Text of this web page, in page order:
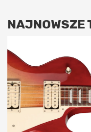
NAJNOWSZE